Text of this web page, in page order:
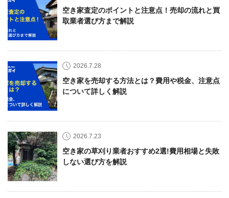
空き家査定のポイントと注意点！売却の流れと買
取業者選び方まで解説
2026.7.28
空き家を売却する方法とは？費用や税金、注意点
について詳しく解説
2026.7.23
空き家の草刈り業者おすすめ2選!費用相場と失敗
しない選び方を解説